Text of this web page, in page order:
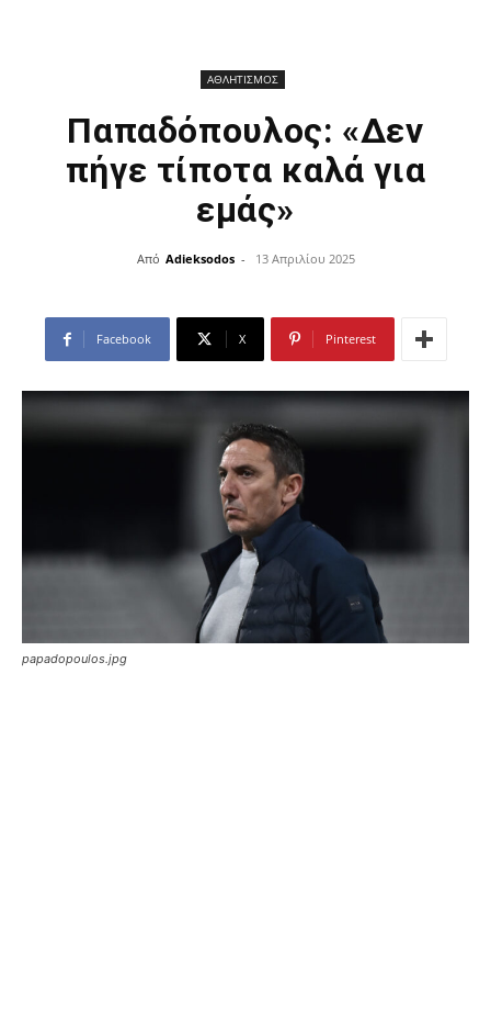
ΑΘΛΗΤΙΣΜΟΣ
Παπαδόπουλος: «Δεν
πήγε τίποτα καλά για
εμάς»
Από Adieksodos - 13 Απριλίου 2025
Facebook X Pinterest
papadopoulos.jpg